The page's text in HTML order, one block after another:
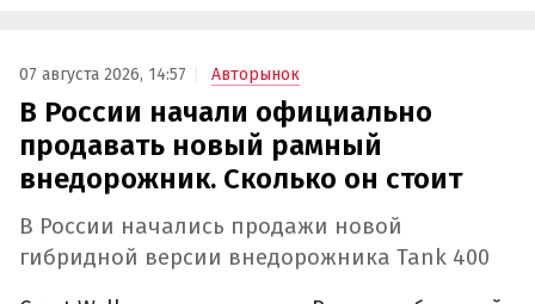
07 августа 2026, 14:57 Авторынок
В России начали официально
продавать новый рамный
внедорожник. Сколько он стоит
В России начались продажи новой
гибридной версии внедорожника Tank 400